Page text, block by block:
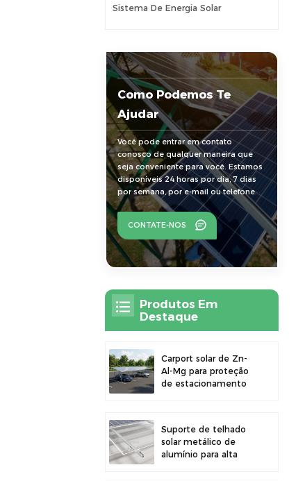
Sistema De Energia Solar
Como Podemos Te
Ajudar
Você pode entrar em contato
conosco de qualquer maneira que
seja conveniente para você. Estamos
disponíveis 24 horas por dia, 7 dias
por semana, por e-mail ou telefone.
CONTATE-NOS
Produtos Em
Destaque
Carport solar de Zn-
Al-Mg para proteção
de estacionamento
Suporte de telhado
solar metálico de
alumínio para alta